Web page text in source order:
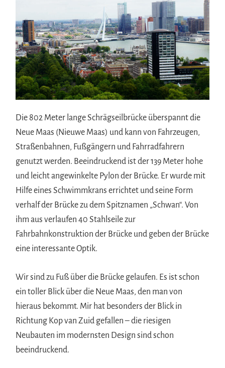
Die 802 Meter lange Schrägseilbrücke überspannt die
Neue Maas (Nieuwe Maas) und kann von Fahrzeugen,
Straßenbahnen, Fußgängern und Fahrradfahrern
genutzt werden. Beeindruckend ist der 139 Meter hohe
und leicht angewinkelte Pylon der Brücke. Er wurde mit
Hilfe eines Schwimmkrans errichtet und seine Form
verhalf der Brücke zu dem Spitznamen „Schwan“. Von
ihm aus verlaufen 40 Stahlseile zur
Fahrbahnkonstruktion der Brücke und geben der Brücke
eine interessante Optik.
Wir sind zu Fuß über die Brücke gelaufen. Es ist schon
ein toller Blick über die Neue Maas, den man von
hieraus bekommt. Mir hat besonders der Blick in
Richtung Kop van Zuid gefallen – die riesigen
Neubauten im modernsten Design sind schon
beeindruckend.